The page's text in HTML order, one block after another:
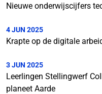
Nieuwe onderwijscijfers
4 JUN 2025
Krapte op de digitale
3 JUN 2025
Leerlingen Stellingwerf
planeet Aarde